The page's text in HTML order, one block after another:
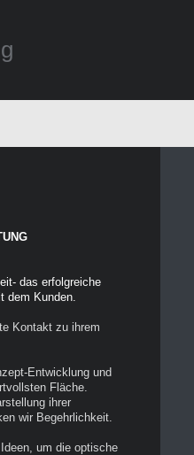
das erfolgreiche
dem Kunden.
Kontakt zu ihrem
Entwicklung und
Fläche.
ihrer
wir Begehrlichkeit.
um die optische